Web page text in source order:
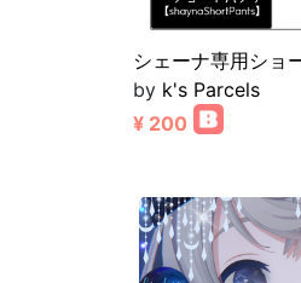
シェーナ専用ショ
by k's Parcels
¥ 200